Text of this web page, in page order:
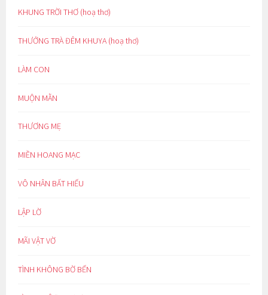
KHUNG TRỜI THƠ (hoạ thơ)
THƯỞNG TRÀ ĐÊM KHUYA (hoạ thơ)
LÀM CON
MUỘN MẰN
THƯƠNG MẸ
MIỀN HOANG MẠC
VÔ NHÂN BẤT HIẾU
LẬP LỜ
MÃI VẬT VỜ
TÌNH KHÔNG BỜ BẾN